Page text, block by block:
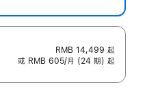
RMB 14,499 起
或 RMB 605/月 (24 期) 起